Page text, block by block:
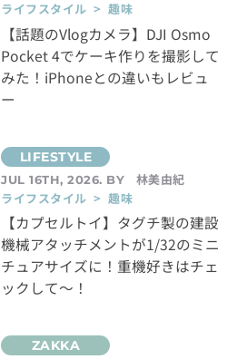
ライフスタイル > 趣味
【話題のVlogカメラ】DJI Osmo
Pocket 4でケーキ作りを撮影して
みた！iPhoneとの違いもレビュ
ー
JUL 16TH, 2026. BY
林美由紀
ライフスタイル > 趣味
【カプセルトイ】タグチ製の建設
機械アタッチメントが1/32のミニ
チュアサイズに！重機好きはチェ
ックして～！